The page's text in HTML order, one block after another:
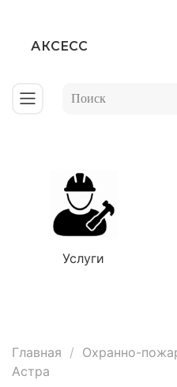
АКСЕСС
Услуги
Главная
Охранно-
Астра